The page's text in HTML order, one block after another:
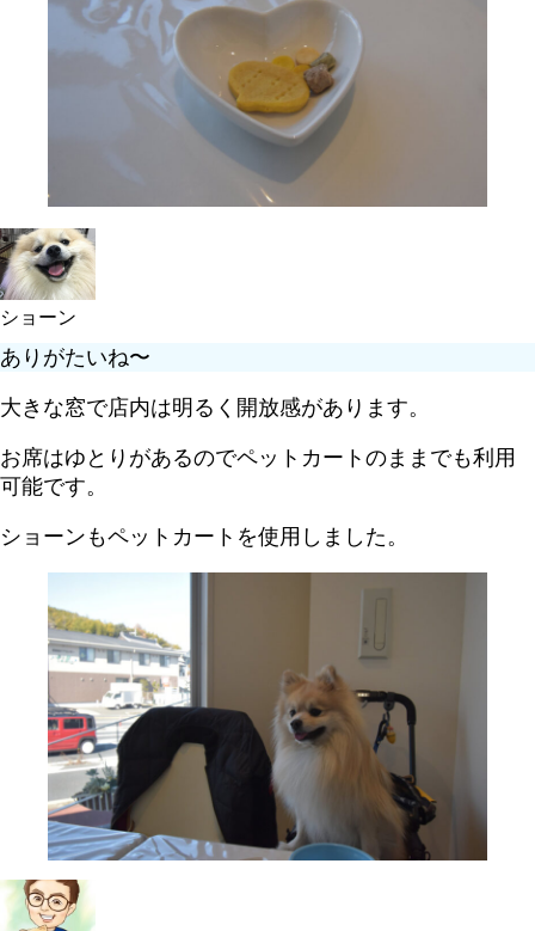
ショーン
ありがたいね〜
大きな窓で店内は明るく開放感があります。
お席はゆとりがあるのでペットカートのままでも利用
可能です。
ショーンもペットカートを使用しました。